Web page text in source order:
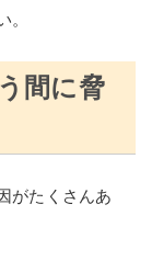
。
間に脅
がたくさんあ